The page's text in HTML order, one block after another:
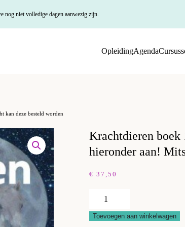
nog niet volledige dagen aanwezig zijn.
OpleidingAgenda
kan deze besteld worden
Krachtdieren boek
hieronder aan!
€ 37,50
Krachtdieren
boek
1
Toevoegen aan winkelwagen